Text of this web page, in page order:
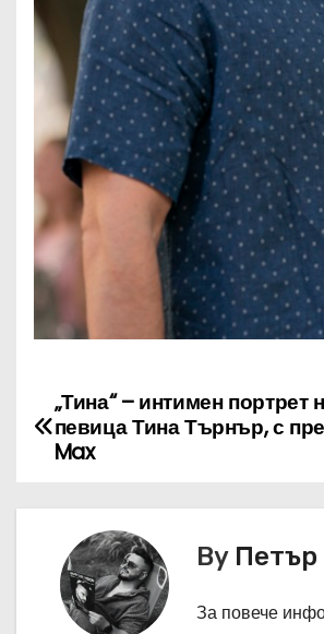
Н
в
„Тина“ – интимен портрет
певица Тина Търнър, с
Max
By Петър
За повече